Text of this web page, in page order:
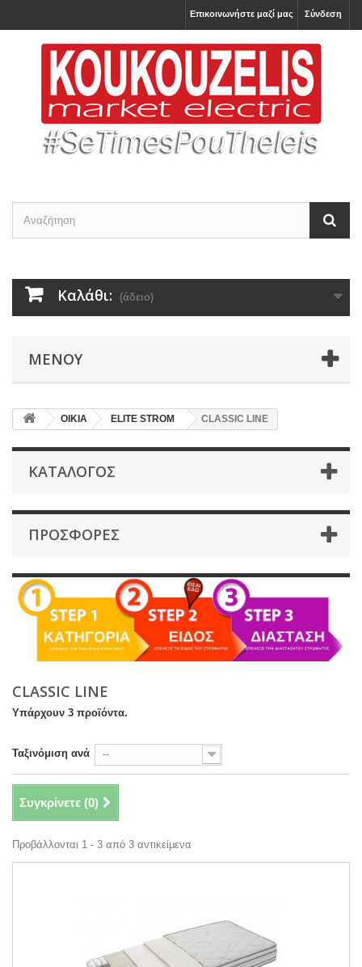
Σύνδεση
Επικοινωνήστε μαζί μας
Καλάθι: (άδειο)
ΜΕΝΟΎ
ΟΙΚΙΑ ELITE STROM CLASSIC LINE
ΚΑΤΆΛΟΓΟΣ
ΠΡΟΣΦΟΡΈΣ
CLASSIC LINE
Υπάρχουν 3 προϊόντα.
Ταξινόμιση ανά --
Συγκρίνετε (0)
Προβάλλονται 1 - 3 από 3 αντικείμενα